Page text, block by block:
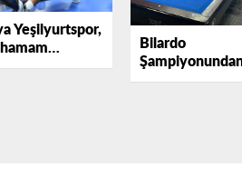
Yeşilyurtspor,
Vites
Bilardo
Malatya’ya